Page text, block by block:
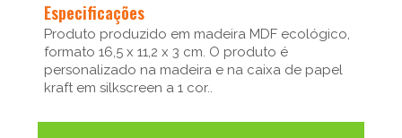
Especificações
Produto produzido em madeira MDF ecológico,
formato 16,5 x 11,2 x 3 cm. O produto é
personalizado na madeira e na caixa de papel
kraft em silkscreen a 1 cor..